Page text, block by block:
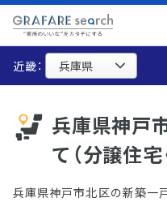
近畿：
兵庫県神戸
て（分譲住宅
兵庫県神戸市北区の新築一